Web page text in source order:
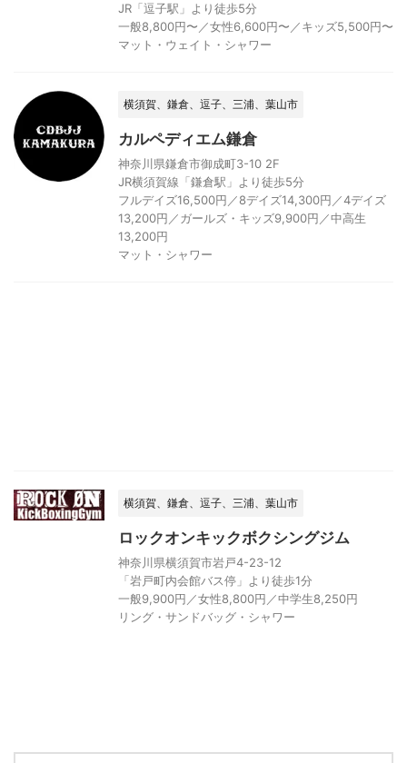
JR「逗子駅」より徒歩5分
一般8,800円〜／女性6,600円〜／キッズ5,500円〜
マット・ウェイト・シャワー
横須賀、鎌倉、逗子、三浦、葉山市
カルペディエム鎌倉
神奈川県鎌倉市御成町3-10 2F
JR横須賀線「鎌倉駅」より徒歩5分
フルデイズ16,500円／8デイズ14,300円／4デイズ
13,200円／ガールズ・キッズ9,900円／中高生
13,200円
マット・シャワー
横須賀、鎌倉、逗子、三浦、葉山市
ロックオンキックボクシングジム
神奈川県横須賀市岩戸4-23-12
「岩戸町内会館バス停」より徒歩1分
一般9,900円／女性8,800円／中学生8,250円
リング・サンドバッグ・シャワー